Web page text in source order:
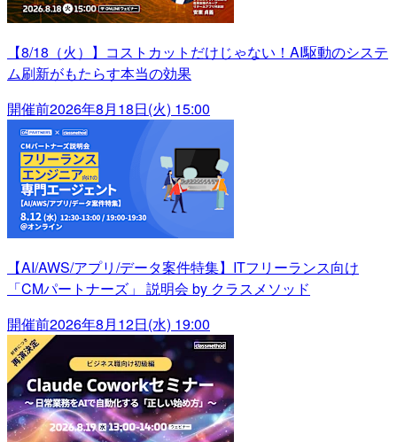
【8/18（火）】コストカットだけじゃない！AI駆動のシステ
ム刷新がもたらす本当の効果
開催前2026年8月18日(火) 15:00
【AI/AWS/アプリ/データ案件特集】ITフリーランス向け
「CMパートナーズ」 説明会 by クラスメソッド
開催前2026年8月12日(水) 19:00